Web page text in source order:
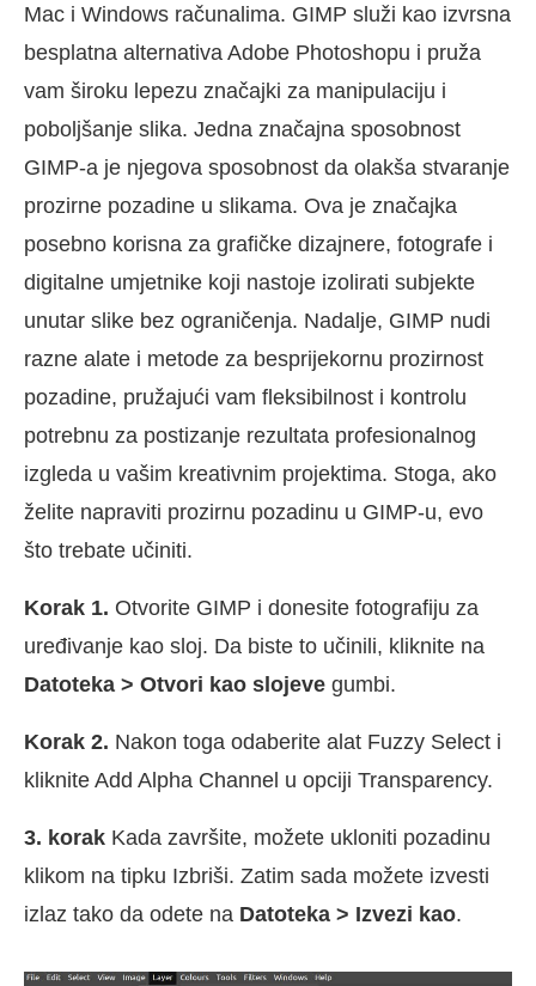
Mac i Windows računalima. GIMP služi kao izvrsna
besplatna alternativa Adobe Photoshopu i pruža
vam široku lepezu značajki za manipulaciju i
poboljšanje slika. Jedna značajna sposobnost
GIMP-a je njegova sposobnost da olakša stvaranje
prozirne pozadine u slikama. Ova je značajka
posebno korisna za grafičke dizajnere, fotografe i
digitalne umjetnike koji nastoje izolirati subjekte
unutar slike bez ograničenja. Nadalje, GIMP nudi
razne alate i metode za besprijekornu prozirnost
pozadine, pružajući vam fleksibilnost i kontrolu
potrebnu za postizanje rezultata profesionalnog
izgleda u vašim kreativnim projektima. Stoga, ako
želite napraviti prozirnu pozadinu u GIMP-u, evo
što trebate učiniti.
Korak 1. Otvorite GIMP i donesite fotografiju za
uređivanje kao sloj. Da biste to učinili, kliknite na
Datoteka > Otvori kao slojeve gumbi.
Korak 2. Nakon toga odaberite alat Fuzzy Select i
kliknite Add Alpha Channel u opciji Transparency.
3. korak Kada završite, možete ukloniti pozadinu
klikom na tipku Izbriši. Zatim sada možete izvesti
izlaz tako da odete na Datoteka > Izvezi kao.